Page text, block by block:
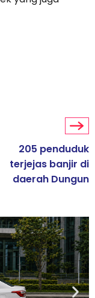
205 penduduk
terjejas banjir di
daerah Dungun